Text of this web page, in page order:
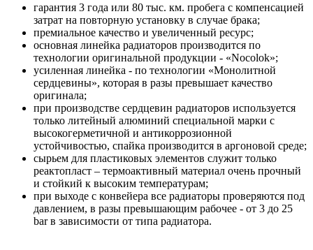
гарантия 3 года или 80 тыс. км. пробега с компенсацией
затрат на повторную установку в случае брака;
премиальное качество и увеличенный ресурс;
основная линейка радиаторов производится по
технологии оригинальной продукции - «Nocolok»;
усиленная линейка - по технологии «Монолитной
сердцевины», которая в разы превышает качество
оригинала;
при производстве сердцевин радиаторов используется
только литейный алюминий специальной марки с
высокогерметичной и антикоррозионной
устойчивостью, спайка производится в аргоновой среде;
сырьем для пластиковых элементов служит только
реактопласт – термоактивный материал очень прочный
и стойкий к высоким температурам;
при выходе с конвейера все радиаторы проверяются под
давлением, в разы превышающим рабочее - от 3 до 25
bar в зависимости от типа радиатора.